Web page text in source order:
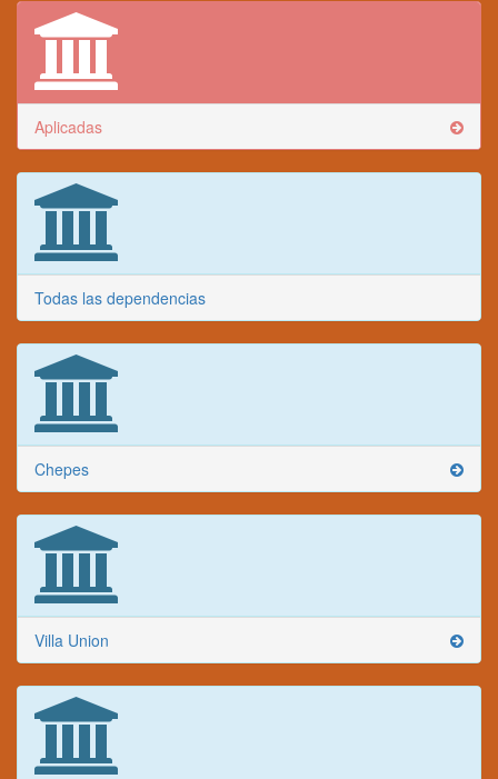
Aplicadas
Todas las dependencias
Chepes
Villa Union